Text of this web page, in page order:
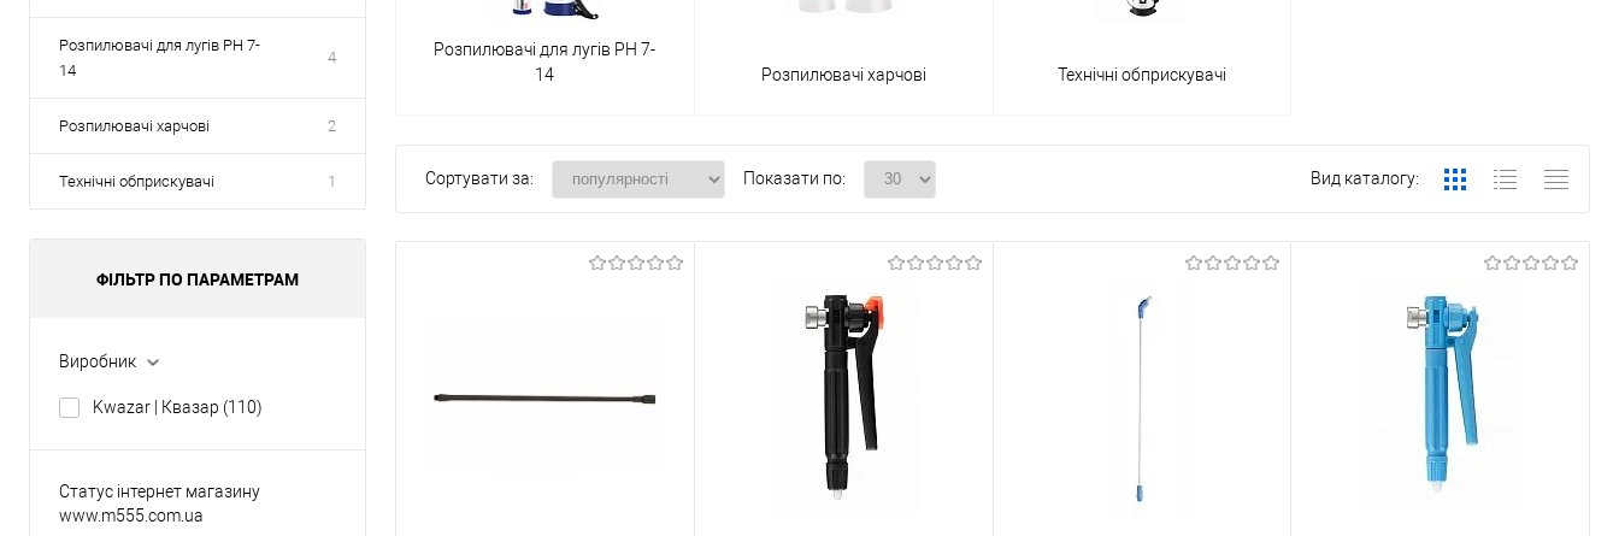
Розпилювачі для лугів PH 7-
14
4
Розпилювачі харчові 2
Технічні обприскувачі 1
ФІЛЬТР ПО ПАРАМЕТРАМ
Виробник
Kwazar | Квазар (110)
Статус інтернет магазину
www.m555.com.ua
Розпилювачі для лугів PH 7-
14
Розпилювачі харчові Технічні обприскувачі
Сортувати за: Показати по: Вид каталогу: